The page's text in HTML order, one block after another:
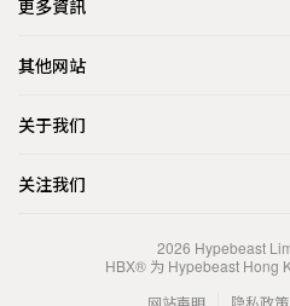
更多資訊
其他网站
关于我们
关注我们
2026 Hypebeast
HBX® 为 Hypebeast Hong
网站声明
隐私政策